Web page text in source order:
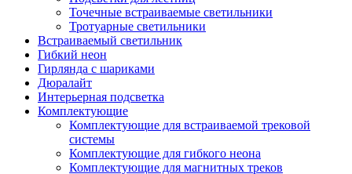
Точечные встраиваемые светильники
Тротуарные светильники
Встраиваемый светильник
Гибкий неон
Гирлянда с шариками
Дюралайт
Интерьерная подсветка
Комплектующие
Комплектующие для встраиваемой трековой
системы
Комплектующие для гибкого неона
Комплектующие для магнитных треков